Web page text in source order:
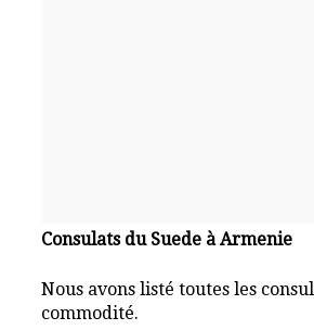
Consulats du Suede à Armenie
Nous avons listé toutes les
commodité.